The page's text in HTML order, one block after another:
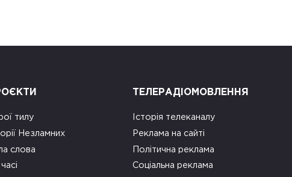
тилу
Незламних
слова
ТЕЛЕРАДІОМОВЛЕННЯ
Історія телеканалу
Реклама на сайті
Політична реклама
Соціальна реклама